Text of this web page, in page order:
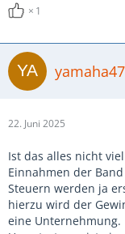
1
22. Juni 2025
Ist das alles nicht
Einnahmen der Band
Steuern werden ja
hierzu wird der
eine Unternehmung.